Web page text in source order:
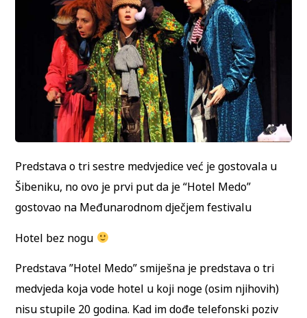
Predstava o tri sestre medvjedice već je gostovala u
Šibeniku, no ovo je prvi put da je “Hotel Medo”
gostovao na Međunarodnom dječjem festivalu
Hotel bez nogu
Predstava ”Hotel Medo” smiješna je predstava o tri
medvjeda koja vode hotel u koji noge (osim njihovih)
nisu stupile 20 godina. Kad im dođe telefonski poziv